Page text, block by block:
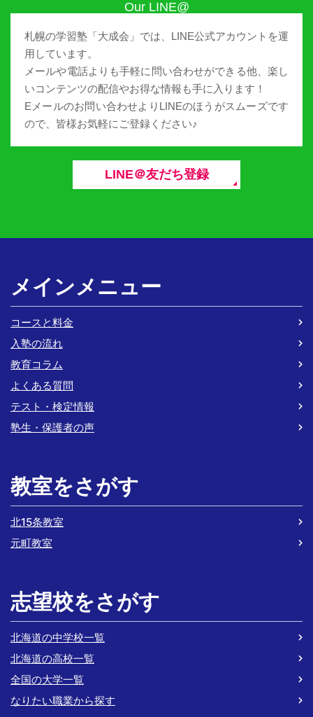
札幌の学習塾「大成会」では、LINE公式アカウントを運
用しています。
メールや電話よりも手軽に問い合わせができる他、楽し
いコンテンツの配信やお得な情報も手に入ります！
Eメールのお問い合わせよりLINEのほうがスムーズです
ので、皆様お気軽にご登録ください♪
LINE＠友だち登録
メインメニュー
コースと料金
入塾の流れ
教育コラム
よくある質問
テスト・検定情報
塾生・保護者の声
教室をさがす
北15条教室
元町教室
志望校をさがす
北海道の中学校一覧
北海道の高校一覧
全国の大学一覧
なりたい職業から探す